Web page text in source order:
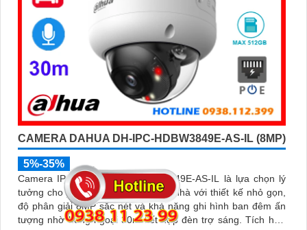
CAMERA DAHUA DH-IPC-HDBW3849E-AS-IL (8MP)
5%-35%
Camera IP dome DH-IPC-HDBW3849E-AS-IL là lựa chọn lý
tưởng cho giải pháp an ninh trong nhà với thiết kế nhỏ gọn,
độ phân giải 8MP sắc nét và khả năng ghi hình ban đêm ấn
tượng nhờ hồng ngoại 30m kết hợp đèn trợ sáng. Tích hợp